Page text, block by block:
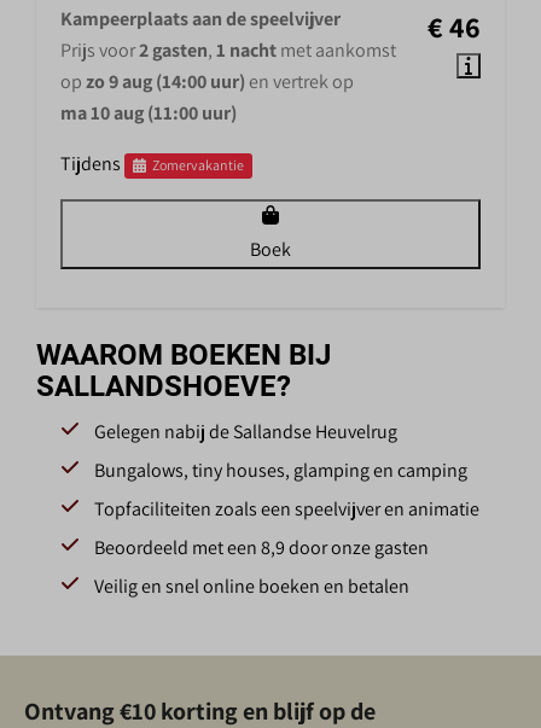
€ 46
Kampeerplaats aan de speelvijver
Prijs voor2 gasten,1 nachtmet aankomst
opzo 9 aug (14:00 uur) en vertrek op
ma 10 aug (11:00 uur)
Tijdens
Zomervakantie
Boek
WAAROM BOEKEN BIJ
SALLANDSHOEVE?
Gelegen nabij de Sallandse Heuvelrug
Bungalows, tiny houses, glamping en camping
Topfaciliteiten zoals een speelvijver en animatie
Beoordeeld met een 8,9 door onze gasten
Veilig en snel online boeken en betalen
Ontvang €10 korting en blijf op de